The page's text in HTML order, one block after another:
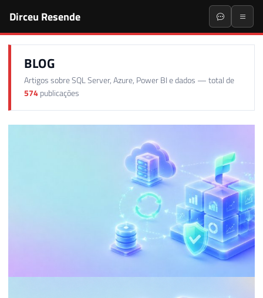
Dirceu Resende
BLOG
Artigos sobre SQL Server, Azure, Power BI e dados — total de
574publicações